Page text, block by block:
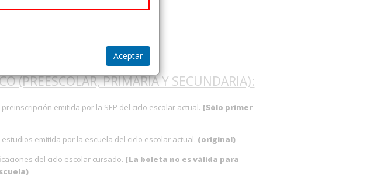
(PREESCOLAR, PRIMARIA Y SECUNDARIA):
emitida por la SEP del ciclo escolar actual. (Sólo primer
emitida por la escuela del ciclo escolar actual. (original)
del ciclo escolar cursado. (La boleta no es válida para
Aceptar